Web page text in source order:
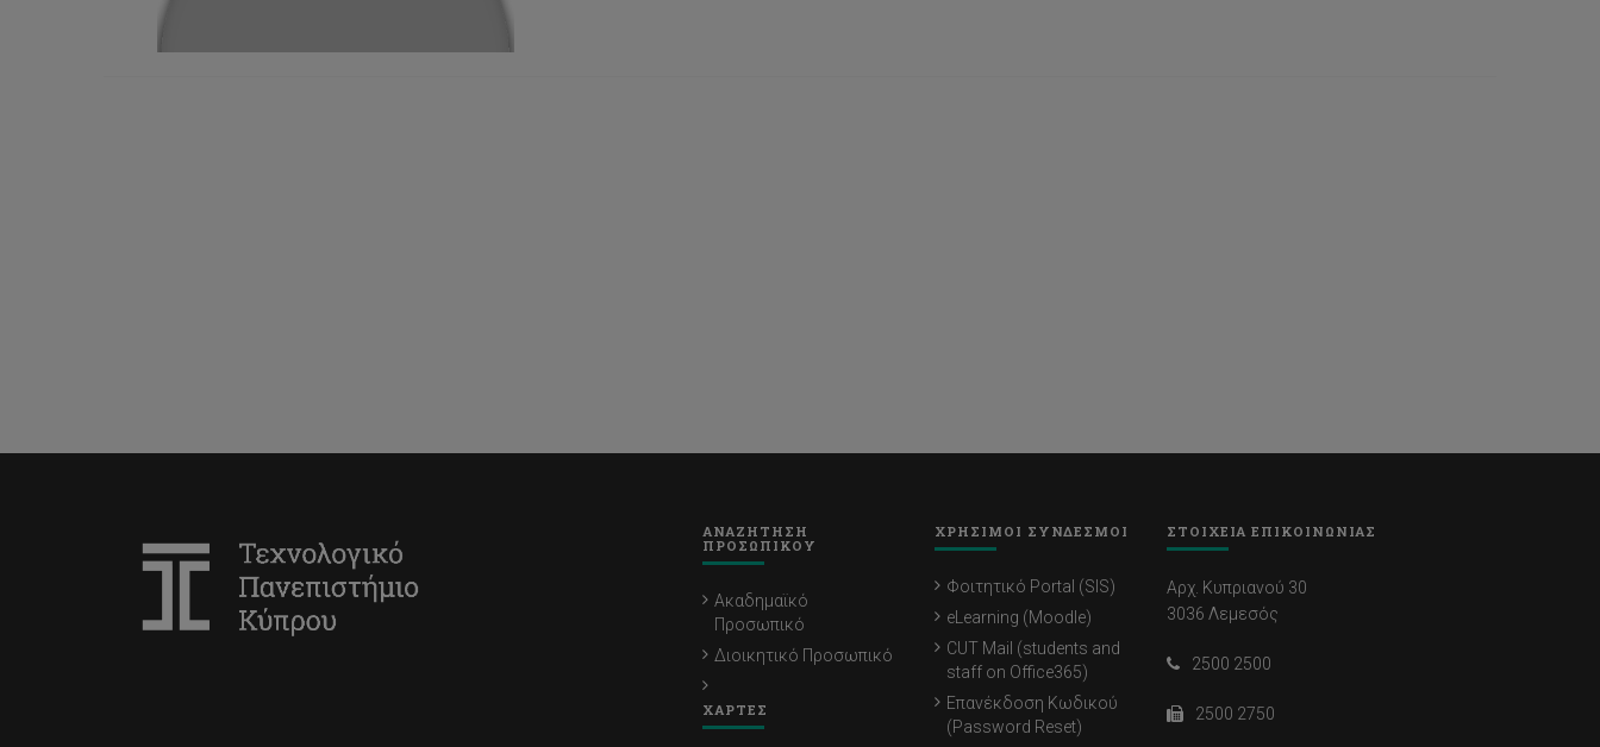
ΑΝΑΖΗΤΗΣΗ
ΠΡΟΣΩΠΙΚΟΥ
Ακαδημαϊκό
Προσωπικό
Διοικητικό Προσωπικό
ΧΑΡΤΕΣ
ΧΡΗΣΙΜΟΙ ΣΥΝΔΕΣΜΟΙ
Φοιτητικό Portal (SIS)
eLearning (Moodle)
CUT Mail (students and
staff on Office365)
Επανέκδοση Κωδικού
(Password Reset)
ΣΤΟΙΧΕΙΑ ΕΠΙΚΟΙΝΩΝΙΑΣ
Αρχ. Κυπριανού 30
3036 Λεμεσός
2500 2500
2500 2750